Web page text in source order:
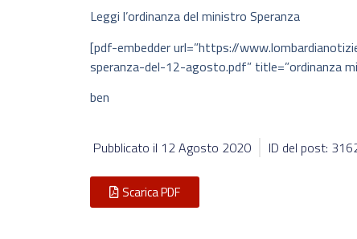
Leggi l’ordinanza del ministro Speranza
[pdf-embedder url=”https://
speranza-del-12-agosto.pdf” title=”ordinanza
ben
Pubblicato il 12 Agosto 2020 ID del post:
Scarica PDF